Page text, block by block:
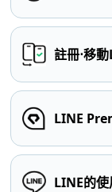
註冊⋅移
LINE
LINE的使